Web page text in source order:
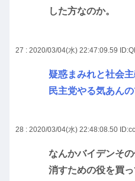
した方なのか。
27 : 2020/03/04(水) 22:47:09.59
疑惑まみれと社会
民主党やる気あん
28 : 2020/03/04(水) 22:48:08.50
なんかバイデンそ
消すための役を買